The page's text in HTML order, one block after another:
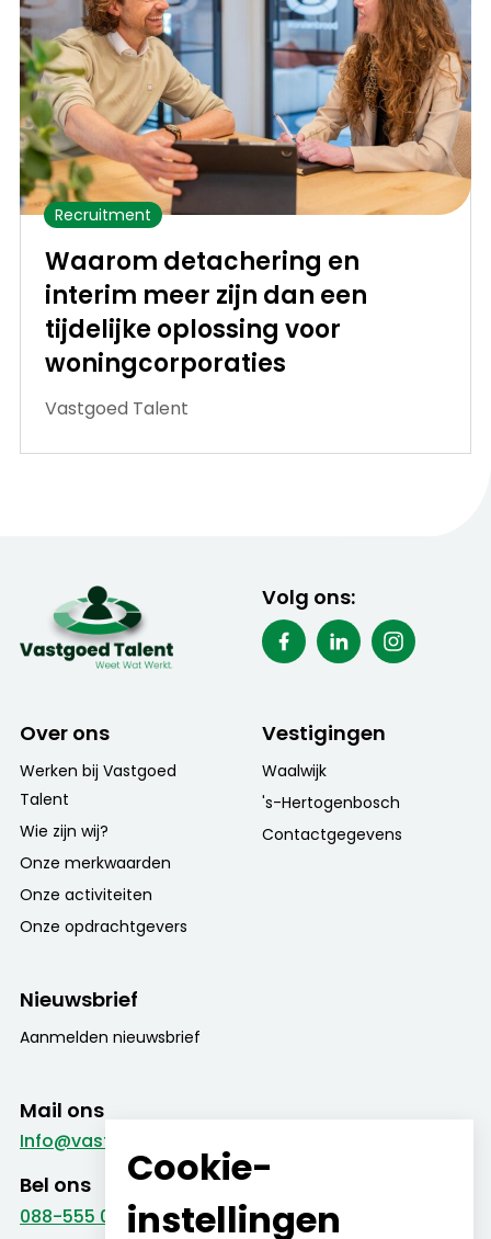
Recruitment
Waarom detachering en
interim meer zijn dan een
tijdelijke oplossing voor
woningcorporaties
Vastgoed Talent
Volg ons:
Over ons
Werken bij Vastgoed
Talent
Wie zijn wij?
Onze merkwaarden
Onze activiteiten
Onze opdrachtgevers
Vestigingen
Waalwijk
's-Hertogenbosch
Contactgegevens
Nieuwsbrief
Aanmelden nieuwsbrief
Mail ons
Info@vastgoed-talent.nl
Bel ons
088-555 09 99
Cookie-
instellingen